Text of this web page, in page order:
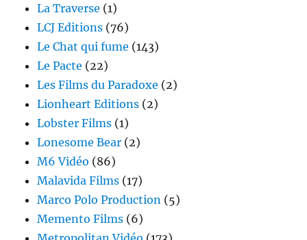
La Traverse (1)
LCJ Editions (76)
Le Chat qui fume (143)
Le Pacte (22)
Les Films du Paradoxe (2)
Lionheart Editions (2)
Lobster Films (1)
Lonesome Bear (2)
M6 Vidéo (86)
Malavida Films (17)
Marco Polo Production (5)
Memento Films (6)